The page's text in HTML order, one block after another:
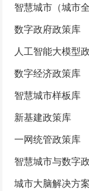
智慧城市（城市
数字政府政策库
人工智能大模型
数字经济政策库
智慧城市样板库
新基建政策库
一网统管政策库
智慧城市与数字
城市大脑解决方案